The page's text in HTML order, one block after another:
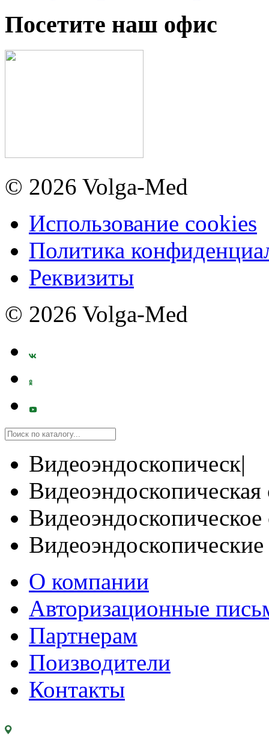
Посетите наш офис
© 2026 Volga-Med
Использование cookies
Политика
Реквизиты
© 2026 Volga-Med
Видеоэндоскопическ|
Видеоэндоскопическая
О компании
Авторизационные
Партнерам
Поизводители
Контакты